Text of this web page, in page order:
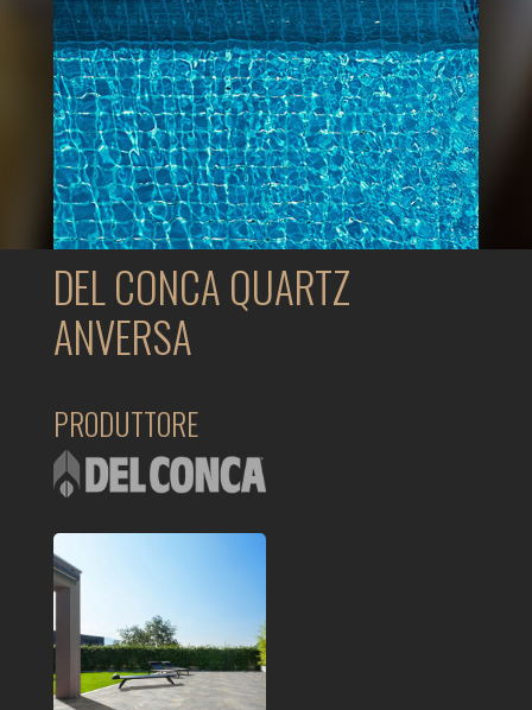
DEL CONCA QUARTZ
ANVERSA
PRODUTTORE